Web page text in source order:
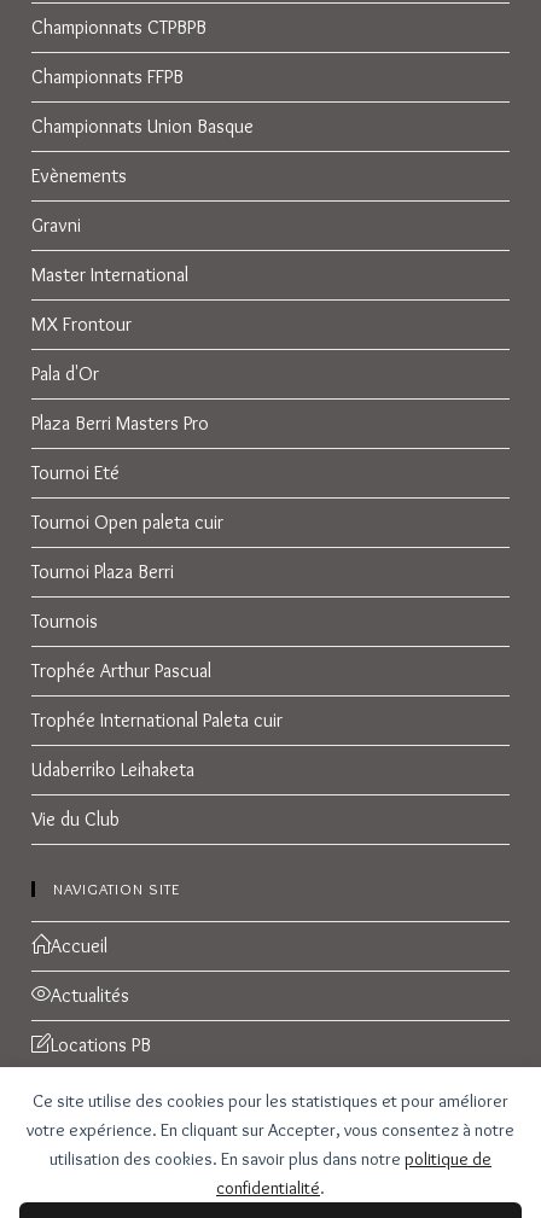
Ce site utilise des cookies pour les statistiques et pour améliorer
votre expérience. En cliquant sur Accepter, vous consentez à notre
utilisation des cookies. En savoir plus dans notre politique de
confidentialité.
Championnats CTPBPB
Championnats FFPB
Championnats Union Basque
Evènements
Gravni
Master International
MX Frontour
Pala d'Or
Plaza Berri Masters Pro
Tournoi Eté
Tournoi Open paleta cuir
Tournoi Plaza Berri
Tournois
Trophée Arthur Pascual
Trophée International Paleta cuir
Udaberriko Leihaketa
Vie du Club
NAVIGATION SITE
Accueil
Actualités
Locations PB
Réservations
Galerie Photos